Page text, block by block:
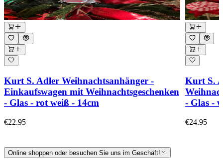
Kurt S. Adler Weihnachtsanhänger -
Einkaufswagen mit Weihnachtsgeschenken
- Glas - rot weiß - 14cm
€22.95
Kurt S.
- Glas -
€24.95
Online shoppen oder besuchen Sie uns im Geschäft!